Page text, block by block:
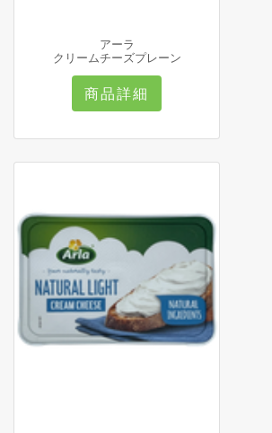
アーラ
クリームチーズプレーン
商品詳細